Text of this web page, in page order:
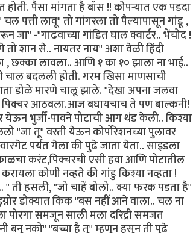
पैसा मांगता है बॉस !! कोपऱ्यात एक पडदा
पत्ती लावू" तो गांगरला तो पैल्यापासून गांडू ,
-"गाढवाच्या गांडित घाल क्वार्टर.. भेंचोद !
शान से.. नायतर नाय" अशा वेळी हिंदी
लावला.. आणि १ का १० झाला ना भाई..
चाल बदलली होती. गरम खिसा माणसाची
डोळे मारणे चालू झाले. "देखा अपना जलवा
पिक्चर आठवला.आज बघायचाच ते पण बाल्कनी!
येऊन भुर्जी-पावने पोटाची आग थंड केली.. किश्या
"जा तू" वरती येऊन कोर्पोरेशनच्या पुलावर
पर्यंत गेला की पुढे जाता येता.. साइडला
करंट,पिक्चरची एसी हवा आणि पोटातील
कोणी नव्हते की गांडु किश्या नव्हता !
ती हसली, "जो चाहें बोलो.. क्या फरक पडता है"
डोक्यात किक "बस नहीं आने वाला.. चल ना
समजून साली मला दरिद्री समजत
बनू नको" "बच्चा है तू" म्हणून हसून ती पुढे